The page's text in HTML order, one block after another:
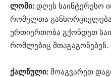
ლომი: დღეს საინტერესო
რომელთა
ურთიერთობა გქონდეთ
რომლებიც შთაგაგონებენ.
ქალწული: მოაგვარეთ